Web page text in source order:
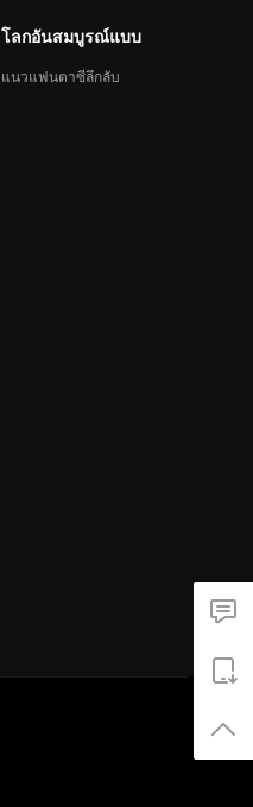
โลกอันสมบูรณ์แบบ
แนวแฟนตาซีลึกลับ